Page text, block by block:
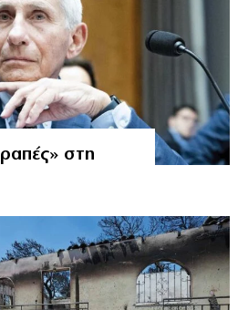
στη